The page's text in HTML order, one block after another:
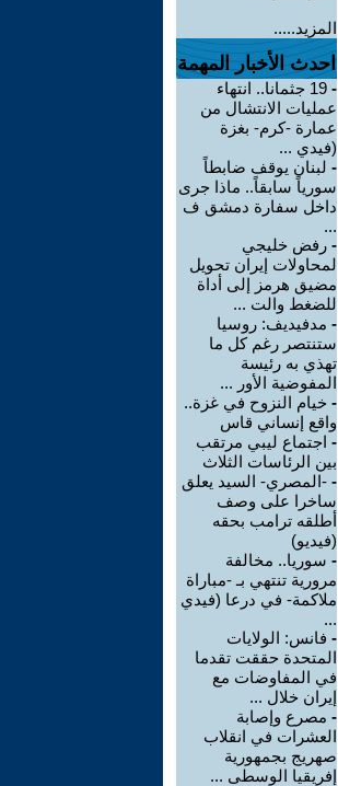
المزيد.....
احدث الأخبار المهمة
-
19 جثمانا.. انتهاء
عمليات الانتشال من
عمارة -كرم- بغزة
(فيدي ...
- لبنان يوقف ضابطاً
سورياً سابقاً.. ماذا جرى
داخل سفارة دمشق ف
...
- رفض خليجي
لمحاولات إيران تحويل
مضيق هرمز إلى أداة
للضغط والت ...
- مدفيديف: روسيا
ستنتصر رغم كل ما
تهذي به رئيسة
المفوضية الأور ...
- خيام النزوح في غزة..
واقع إنساني قاس
- اجتماع ليبي مرتقب
بين الرئاسات الثلاث
- -المصري- السيد يعلق
ساخرا على وصف
أطلقه ترامب بحقه
(فيديو)
- سوريا.. مخالفة
مرورية تنتهي بـ -مباراة
ملاكمة- في درعا (فيدي
...
- فانس: الولايات
المتحدة حققت تقدما
في المفاوضات مع
إيران خلال ...
- مصرع وإصابة
العشرات في انقلاب
صهريج بجمهورية
إفريقيا الوسطى ...